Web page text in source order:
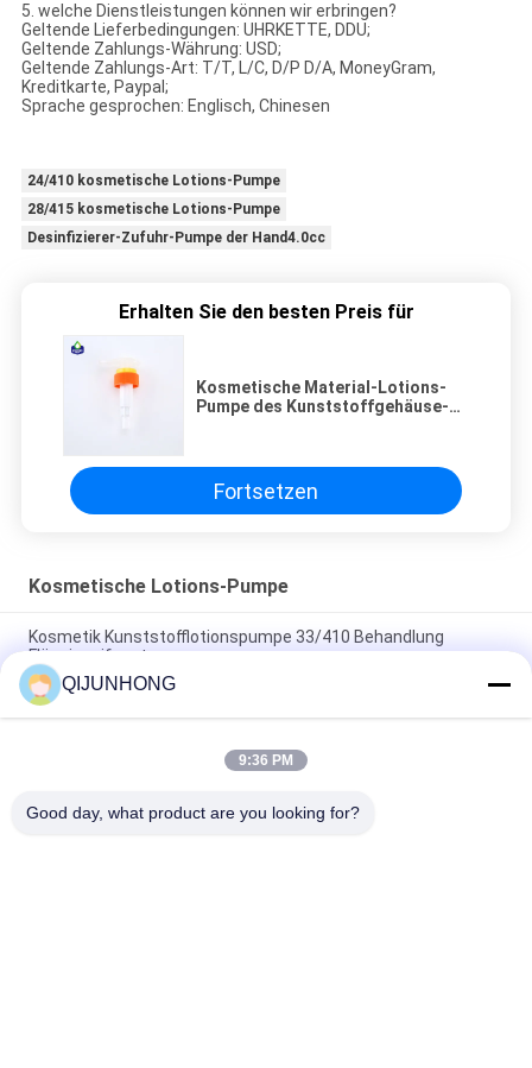
5. welche Dienstleistungen können wir erbringen?
Geltende Lieferbedingungen: UHRKETTE, DDU;
Geltende Zahlungs-Währung: USD;
Geltende Zahlungs-Art: T/T, L/C, D/P D/A, MoneyGram,
Kreditkarte, Paypal;
Sprache gesprochen: Englisch, Chinesen
24/410 kosmetische Lotions-Pumpe
28/415 kosmetische Lotions-Pumpe
Desinfizierer-Zufuhr-Pumpe der Hand4.0cc
Erhalten Sie den besten Preis für
Kosmetische Material-Lotions-
Pumpe des Kunststoffgehäuse-
Luxuspumpen-Lotion
Fortsetzen
Kosmetische Lotions-Pumpe
Kosmetik Kunststofflotionspumpe 33/410 Behandlung
Flüssigseifenstopper
Schwarze Farbe Shampoo Flasche Kosmetik Lotion Pumpe
4cc Dosierung
Gelbe Farbe 33/410 4cc Dosierung kosmetische
QIJUNHONG
9:36 PM
Good day, what product are you looking for?